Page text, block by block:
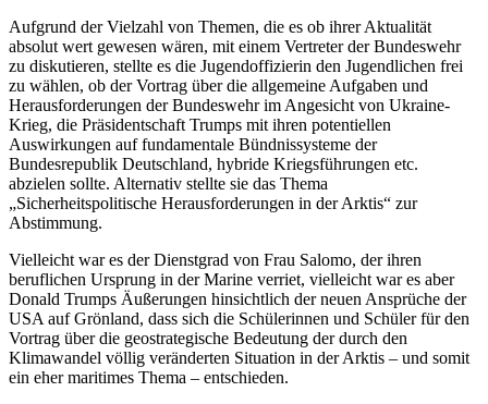
Aufgrund der Vielzahl von Themen, die es ob ihrer Aktualität
absolut wert gewesen wären, mit einem Vertreter der Bundeswehr
zu diskutieren, stellte es die Jugendoffizierin den Jugendlichen frei
zu wählen, ob der Vortrag über die allgemeine Aufgaben und
Herausforderungen der Bundeswehr im Angesicht von Ukraine-
Krieg, die Präsidentschaft Trumps mit ihren potentiellen
Auswirkungen auf fundamentale Bündnissysteme der
Bundesrepublik Deutschland, hybride Kriegsführungen etc.
abzielen sollte. Alternativ stellte sie das Thema
„Sicherheitspolitische Herausforderungen in der Arktis“ zur
Abstimmung.
Vielleicht war es der Dienstgrad von Frau Salomo, der ihren
beruflichen Ursprung in der Marine verriet, vielleicht war es aber
Donald Trumps Äußerungen hinsichtlich der neuen Ansprüche der
USA auf Grönland, dass sich die Schülerinnen und Schüler für den
Vortrag über die geostrategische Bedeutung der durch den
Klimawandel völlig veränderten Situation in der Arktis – und somit
ein eher maritimes Thema – entschieden.